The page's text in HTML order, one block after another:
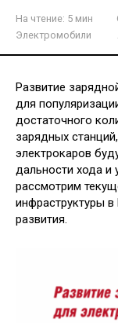
На чтение: 5 мин
Электромобили
Развитие
для
достаточного
зарядных
электрокаров
дальности хода и
рассмотрим
инфраструктуры
развития.